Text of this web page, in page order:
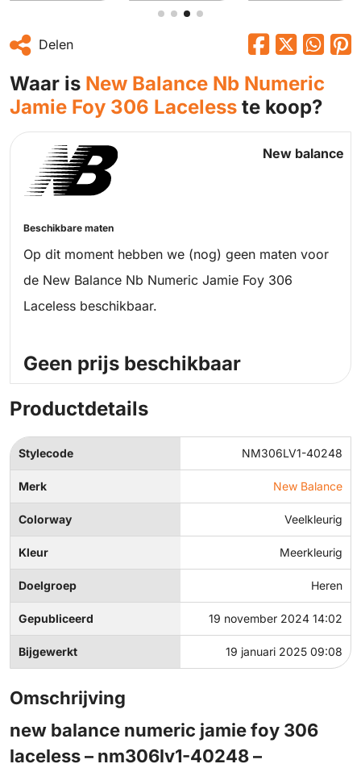
Delen
Waar is New Balance Nb Numeric
Jamie Foy 306 Laceless te koop?
New balance
Beschikbare maten
Op dit moment hebben we (nog) geen maten voor
de New Balance Nb Numeric Jamie Foy 306
Laceless beschikbaar.
Geen prijs beschikbaar
Productdetails
Stylecode NM306LV1-40248
Merk New Balance
Colorway Veelkleurig
Kleur Meerkleurig
Doelgroep Heren
Gepubliceerd 19 november 2024 14:02
Bijgewerkt 19 januari 2025 09:08
Omschrijving
new balance numeric jamie foy 306
laceless – nm306lv1-40248 –